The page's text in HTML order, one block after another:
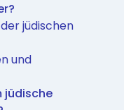
jüdischen
und
jüdische